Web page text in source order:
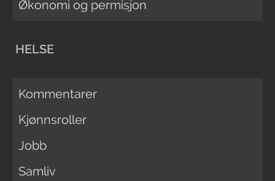
Økonomi og permisjon
HELSE
Kommentarer
Kjønnsroller
Jobb
Samliv